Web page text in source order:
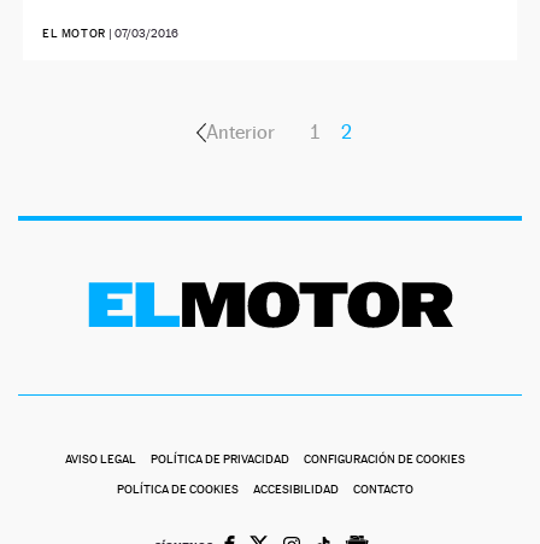
EL MOTOR | 07/03/2016
Anterior 1 2
AVISO LEGAL POLÍTICA DE PRIVACIDAD CONFIGURACIÓN DE COOKIES
POLÍTICA DE COOKIES ACCESIBILIDAD CONTACTO